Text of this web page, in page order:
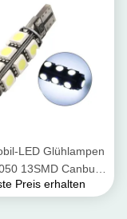
LED Glühlampen
13SMD Canbus
Innenleselichter
Preis erhalten